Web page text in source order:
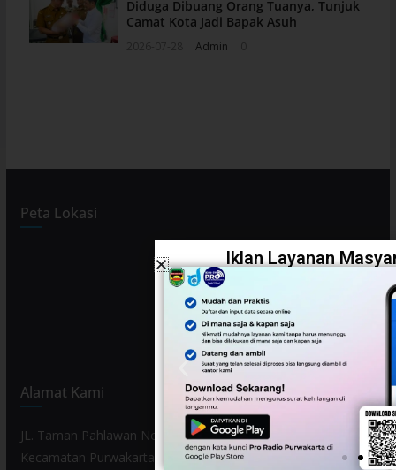
Diduga Dibuang Orang Tuanya, Tunjuk
Camat Kota Jadi Bapak Asuh
Admin
Peta Lokasi
Alamat Kami
JL. Taman Pahlawan No. 80, Kelurahan Purwamekar,
Kecamatan Purwakarta, Kabupaten Purwakarta, Provinsi Jawa
Iklan Layanan